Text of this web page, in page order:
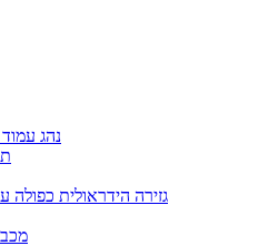
נהג
גזירה הידראולית כפולה